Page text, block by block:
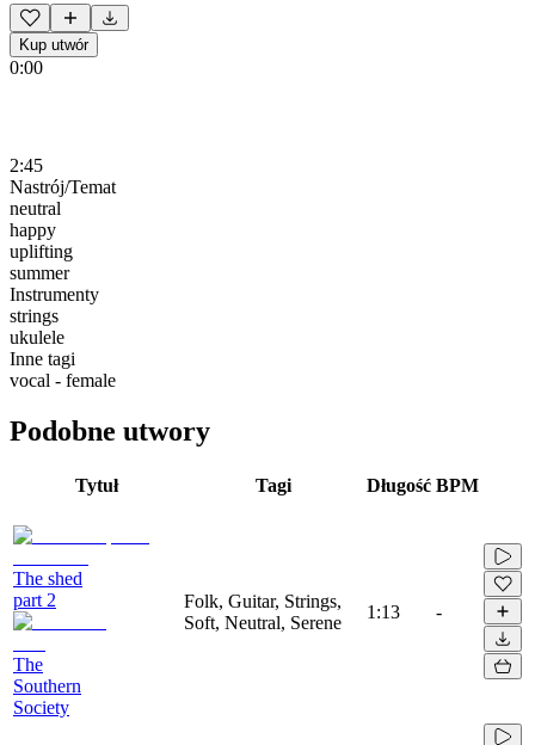
Kup utwór
0:00
2:45
Nastrój/Temat
neutral
happy
uplifting
summer
Instrumenty
strings
ukulele
Inne tagi
vocal - female
Podobne utwory
Tytuł Tagi Długość BPM
The shed
part 2
The
Southern
Society
Folk, Guitar, Strings,
Soft, Neutral, Serene
1:13 -